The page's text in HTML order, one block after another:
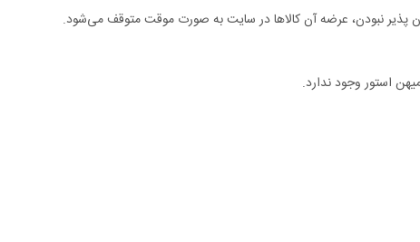
نبودن، عرضه آن کالاها در سایت به صورت موقت متوقف می‌شود.
استور وجود ندارد.